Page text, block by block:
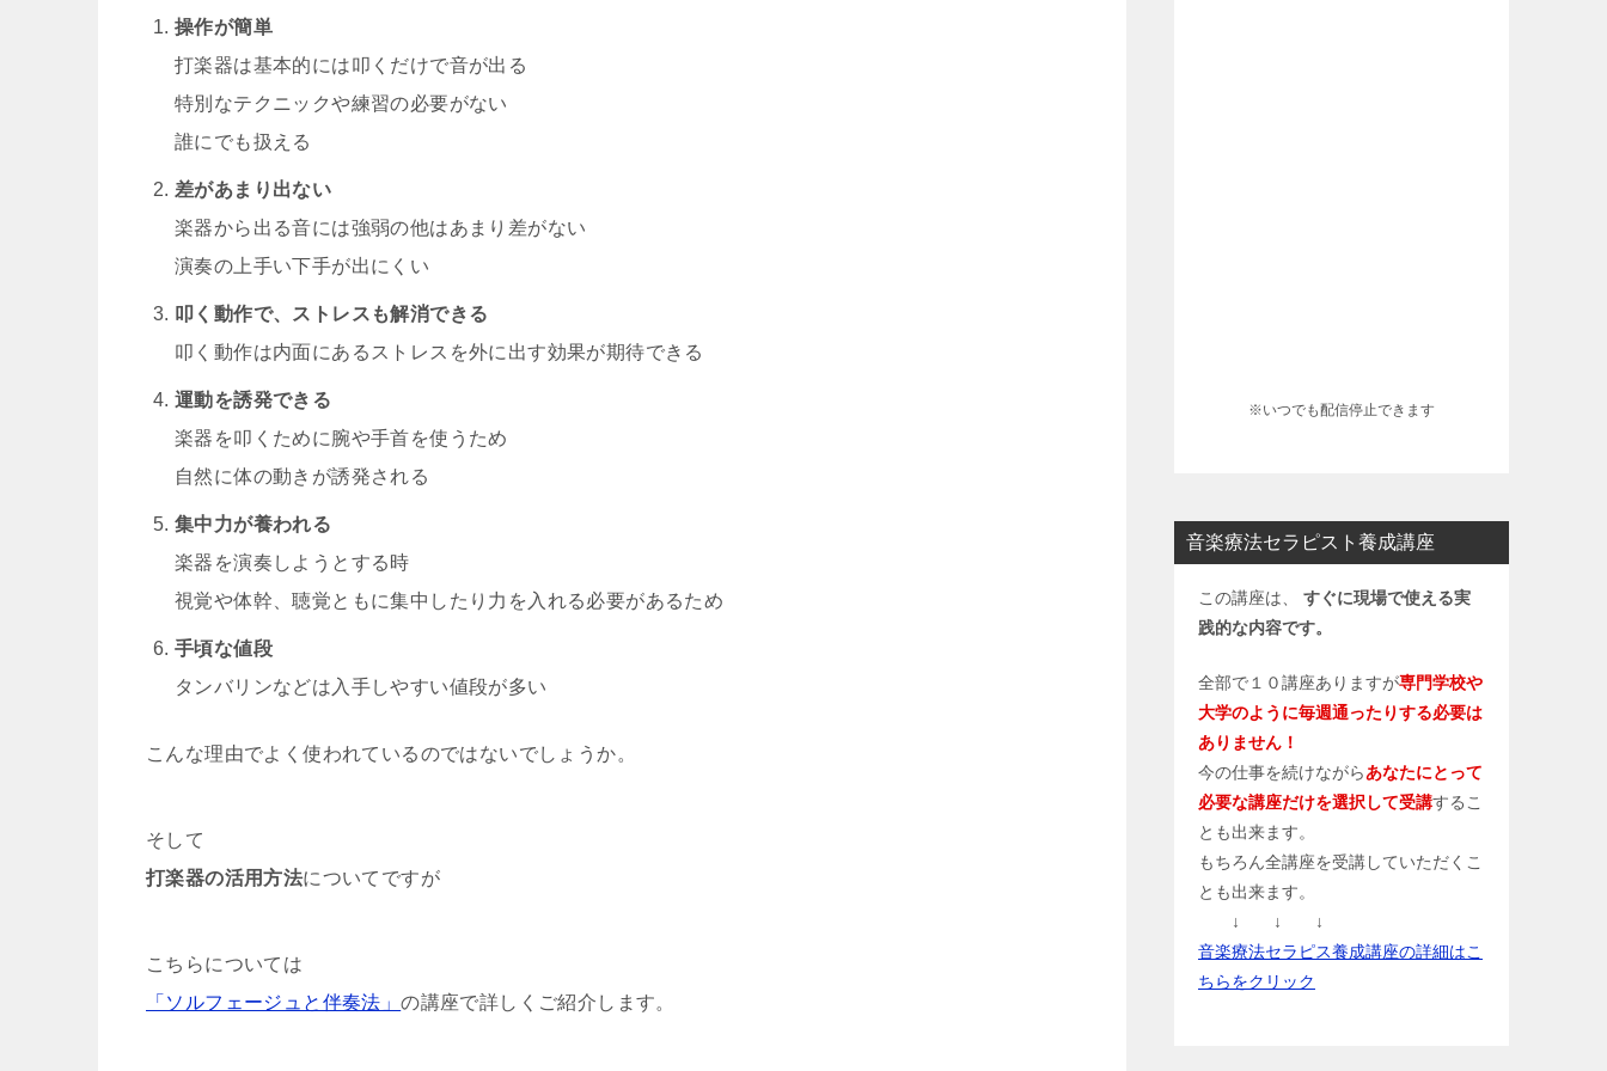
操作が簡単
打楽器は基本的には叩くだけで音が出る
特別なテクニックや練習の必要がない
誰にでも扱える
差があまり出ない
楽器から出る音には強弱の他はあまり差がない
演奏の上手い下手が出にくい
叩く動作で、ストレスも解消できる
叩く動作は内面にあるストレスを外に出す効果が期待できる
運動を誘発できる
楽器を叩くために腕や手首を使うため
自然に体の動きが誘発される
集中力が養われる
楽器を演奏しようとする時
視覚や体幹、聴覚ともに集中したり力を入れる必要があるため
手頃な値段
タンバリンなどは入手しやすい値段が多い
こんな理由でよく使われているのではないでしょうか。
そして
打楽器の活用方法についてですが
こちらについては
「ソルフェージュと伴奏法」の講座で詳しくご紹介します。
※いつでも配信停止できます
音楽療法セラピスト養成講座
この講座は、 すぐに現場で使える実
践的な内容です。
全部で１０講座ありますが専門学校や
大学のように毎週通ったりする必要は
ありません！
今の仕事を続けながらあなたにとって
必要な講座だけを選択して受講するこ
とも出来ます。
もちろん全講座を受講していただくこ
とも出来ます。
↓ ↓ ↓
音楽療法セラピス養成講座の詳細はこ
ちらをクリック